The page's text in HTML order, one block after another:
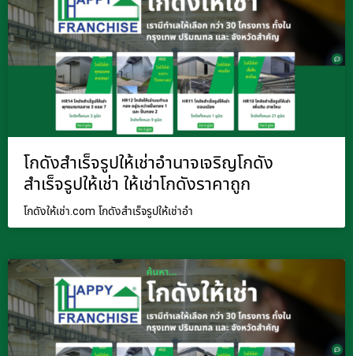
โกดังสำเร็จรูปให้เช่าอำนาจเจริญโกดัง
สำเร็จรูปให้เช่า ให้เช่าโกดังราคาถูก
โกดังให้เช่า.com โกดังสำเร็จรูปให้เช่าอำ